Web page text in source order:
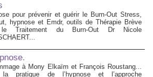
pour prévenir et guérir le Burn-Out Stress,
hypnose et Emdr, outils de Thérapie Brève
Traitement du Burn-Out Dr Nicole
à Mony Elkaïm et François Roustang...
la pratique de l’hypnose et l’approche